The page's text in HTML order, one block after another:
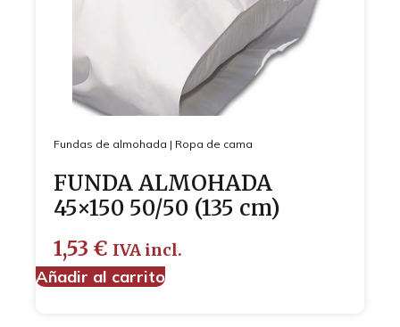
Fundas de almohada | Ropa de cama
FUNDA ALMOHADA
45×150 50/50 (135 cm)
1,53 € IVA incl.
Añadir al carrito